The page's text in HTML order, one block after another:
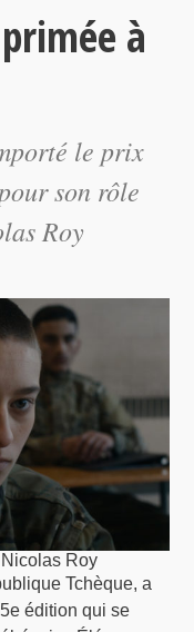
à
le prix
son rôle
Roy
Roy
Tchèque, a
édition qui se